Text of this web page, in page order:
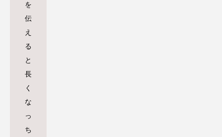
を
伝
え
る
と
長
く
な
っ
ち